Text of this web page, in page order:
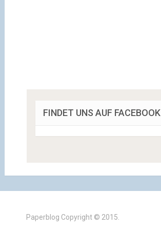
FINDET UNS AUF FACEBOOK
Paperblog Copyright © 2015.